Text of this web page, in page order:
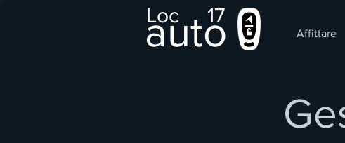
Loc 17
auto Affittare